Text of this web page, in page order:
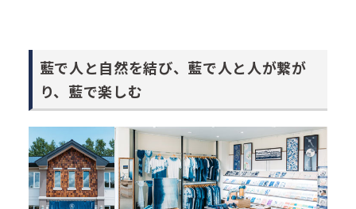
藍で人と自然を結び、藍で人と人が繋が
り、藍で楽しむ